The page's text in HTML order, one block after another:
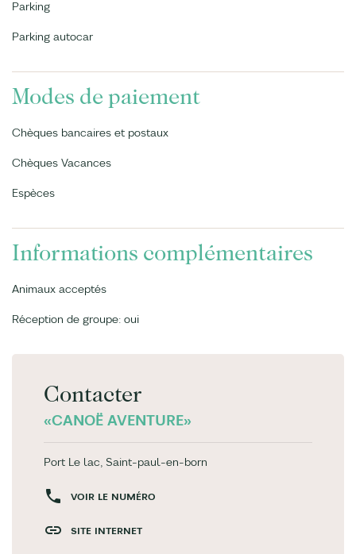
Parking
Parking autocar
Modes de paiement
Chèques bancaires et postaux
Chèques Vacances
Espèces
Informations complémentaires
Animaux acceptés
Réception de groupe: oui
Contacter
«CANOË AVENTURE»
Port Le lac, Saint-paul-en-born
VOIR LE NUMÉRO
SITE INTERNET